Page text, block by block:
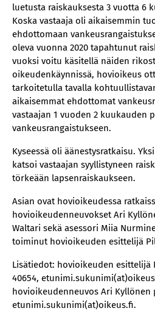
luetusta raiskauksesta 3 vuotta 6
Koska vastaaja oli aikaisemmin
ehdottomaan
oleva vuonna 2020 tapahtunut
vuoksi voitu käsitellä näiden
oikeudenkäynnissä, hovioikeus
tarkoitetulla tavalla
aikaisemmat ehdottomat
vastaajan 1 vuoden 2 kuukauden
vankeusrangaistukseen.
Kyseessä oli äänestysratkaisu.
katsoi vastaajan syyllistyneen
törkeään lapsenraiskaukseen.
Asian ovat hovioikeudessa
hovioikeudenneuvokset Ari
Waltari sekä asessori Miia
toiminut hovioikeuden esittelijä
Lisätiedot: hovioikeuden esittelijä
40654,
hovioikeudenneuvos Ari Kyllönen
etunimi.sukunimi(at)oikeus.fi.